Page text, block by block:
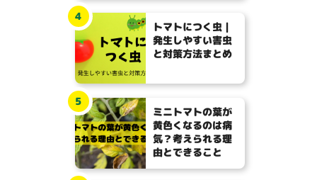
トマトにつく虫｜
発生しやすい害虫
と対策方法まとめ
4
ミニトマトの葉が
黄色くなるのは病
気？考えられる理
由とできること
5